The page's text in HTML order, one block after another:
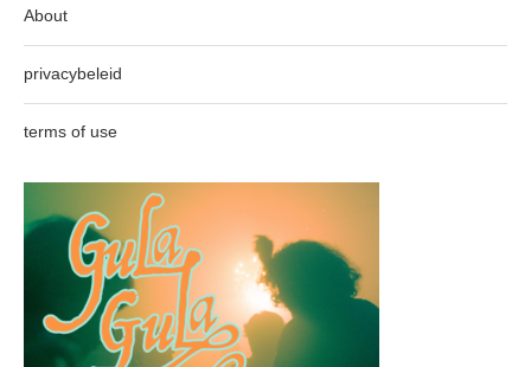
About
privacybeleid
terms of use